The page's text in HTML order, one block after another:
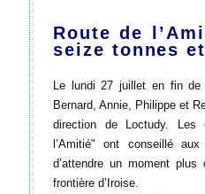
Route de
seize tonnes
Le lundi 27 juillet en fin de
Bernard, Annie, Philippe et
direction de Loctudy. Les
l’Amitié" ont conseillé
d’attendre un moment
frontière d’Iroise.